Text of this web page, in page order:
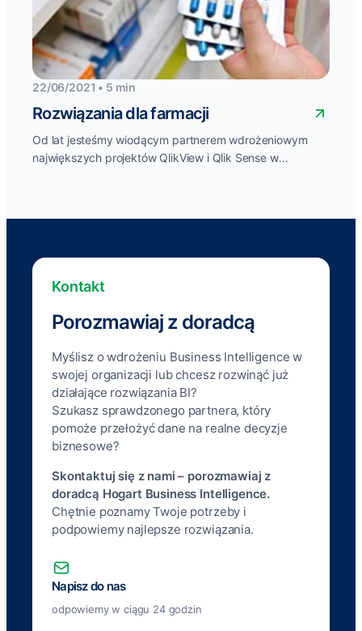
22/06/2021 • 5 min
Rozwiązania dla farmacji
Od lat jesteśmy wiodącym partnerem wdrożeniowym
największych projektów QlikView i Qlik Sense w
Kontakt
Porozmawiaj z doradcą
Myślisz o wdrożeniu Business Intelligence w
swojej organizacji lub chcesz rozwinąć już
działające rozwiązania BI?
Szukasz sprawdzonego partnera, który
pomoże przełożyć dane na realne decyzje
biznesowe?
Skontaktuj się z nami – porozmawiaj z
doradcą Hogart Business Intelligence.
Chętnie poznamy Twoje potrzeby i
podpowiemy najlepsze rozwiązania.
Napisz do nas
odpowiemy w ciągu 24 godzin